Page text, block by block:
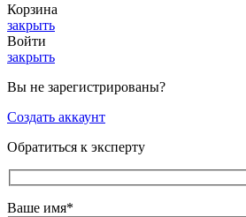
Корзина
закрыть
Войти
закрыть
Вы не зарегистрированы?
Создать аккаунт
Обратиться к эксперту
Ваше имя*